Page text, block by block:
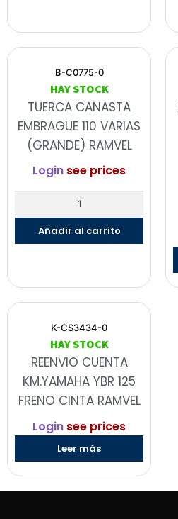
B-C0775-0
HAY STOCK
TUERCA CANASTA
EMBRAGUE 110 VARIAS
(GRANDE) RAMVEL
Login see prices
Añadir al carrito
K-CS3434-0
HAY STOCK
REENVIO CUENTA
KM.YAMAHA YBR 125
FRENO CINTA RAMVEL
Login see prices
Leer más